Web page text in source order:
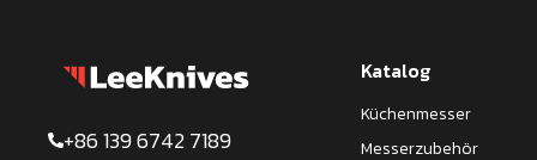
+86 139 6742 7189
Katalog
Küchenmesser
Messerzubehör